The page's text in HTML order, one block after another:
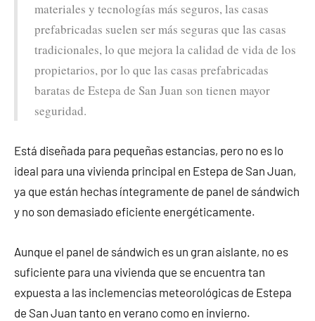
materiales y tecnologías más seguros, las casas
prefabricadas suelen ser más seguras que las casas
tradicionales, lo que mejora la calidad de vida de los
propietarios, por lo que las casas prefabricadas
baratas de Estepa de San Juan son tienen mayor
seguridad.
Está diseñada para pequeñas estancias, pero no es lo
ideal para una vivienda principal en Estepa de San Juan,
ya que están hechas íntegramente de panel de sándwich
y no son demasiado eficiente energéticamente.
Aunque el panel de sándwich es un gran aislante, no es
suficiente para una vivienda que se encuentra tan
expuesta a las inclemencias meteorológicas de Estepa
de San Juan tanto en verano como en invierno.